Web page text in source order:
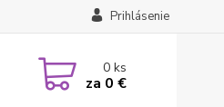
Prihlásenie
0ks
za 0 €